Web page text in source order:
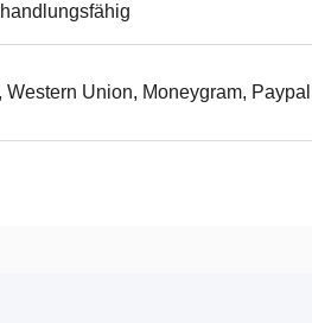
Western Union, Moneygram, Paypal